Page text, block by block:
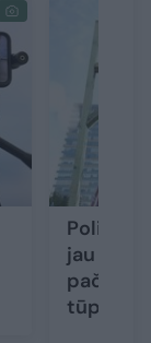
Politikų
jau
pačius: